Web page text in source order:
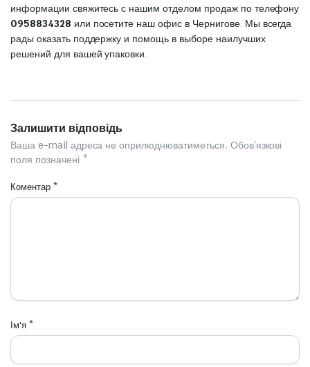
информации свяжитесь с нашим отделом продаж по телефону
0958834328 или посетите наш офис в Чернигове. Мы всегда
рады оказать поддержку и помощь в выборе наилучших
решений для вашей упаковки.
Залишити відповідь
Ваша e-mail адреса не оприлюднюватиметься. Обов’язкові
поля позначені *
Коментар *
Ім'я *